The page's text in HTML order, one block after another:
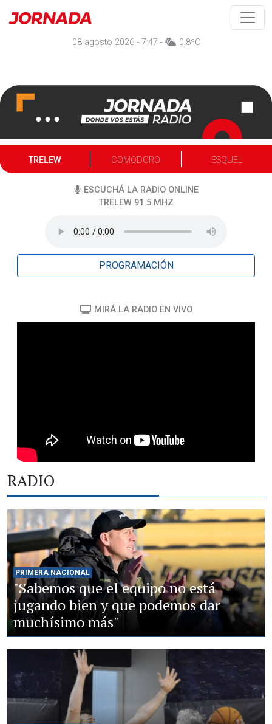
08 agosto 2026 - 7:47 - 0,8ºC
TRELEW COMODORO ESQUEL
ESCUCHÁ LA RADIO ONLINE
TRELEW 91.5 MHZ
PROGRAMACIÓN
MIRÁ LA RADIO EN VIVO
RADIO
PRIMERA NACIONAL
"Sabemos que el equipo no está
jugando bien y que podemos dar
muchísimo más"